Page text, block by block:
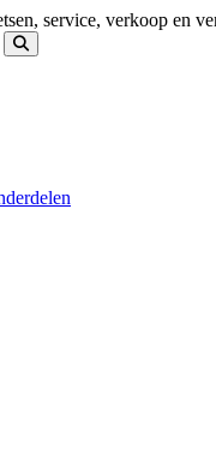
service, verkoop en